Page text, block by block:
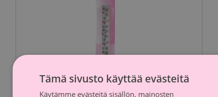
Tämä sivusto käyttää evästeitä
Käytämme evästeitä sisällön, mainosten